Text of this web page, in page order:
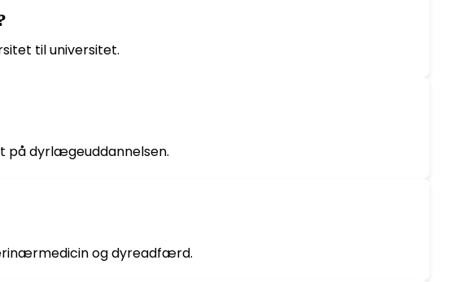
til universitet.
på dyrlægeuddannelsen.
og dyreadfærd.